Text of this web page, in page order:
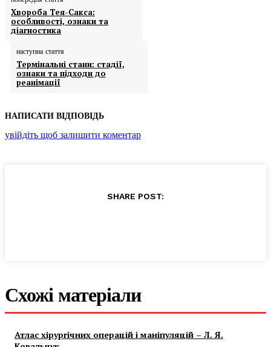
Хвороба Тея-Сакса:
особливості, ознаки та
діагностика
наступна стаття
Термінальні стани: стадії,
ознаки та підходи до
реанімації
НАПИСАТИ ВІДПОВІДЬ
увійдіть щоб залишити коментар
SHARE POST:
Схожі матеріали
Атлас хірургічних операцій і маніпуляцій – Л. Я.